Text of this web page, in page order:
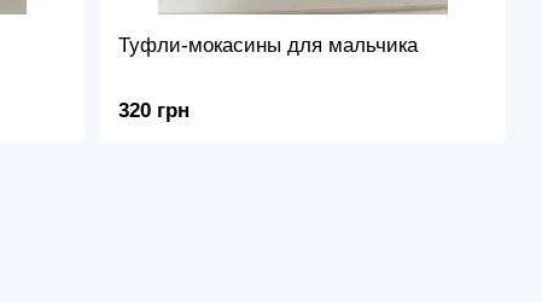
Туфли-мокасины для мальчика
320 грн